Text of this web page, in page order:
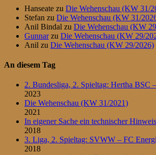
Hanseate zu Die Wehenschau (KW 31/
Stefan zu Die Wehenschau (KW 31/
Anil Bindal zu Die Wehenschau (KW
Gunnarzu Die Wehenschau (KW 29/
Anil zu Die Wehenschau (KW 29/2026)
An diesem Tag
2. Bundesliga, 2. Spieltag: Hertha BSC
2023
Die Wehenschau (KW 31/2021)
2021
In eigener Sache ein technischer Hinweis
2018
3. Liga, 2. Spieltag: SVWW – FC
2018